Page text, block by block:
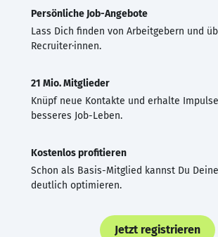
Persönliche Job-Angebote
Lass Dich finden von Arbeitgebern und
Recruiter·innen.
21 Mio. Mitglieder
Knüpf neue Kontakte und erhalte
besseres Job-Leben.
Kostenlos profitieren
Schon als Basis-Mitglied kannst Du
deutlich optimieren.
Jetzt registrieren